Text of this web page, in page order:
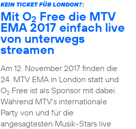
KEIN TICKET FÜR LONDON?:
Mit O2 Free die MTV
EMA 2017 einfach live
von unterwegs
streamen
Am 12. November 2017 finden die
24. MTV EMA in London statt und
O2Free ist als Sponsor mit dabei.
Während MTV’s internationale
Party von und für die
angesagtesten Musik-Stars live